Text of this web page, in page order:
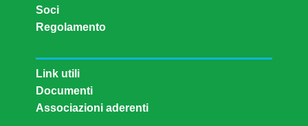
Soci
Regolamento
Link utili
Documenti
Associazioni aderenti